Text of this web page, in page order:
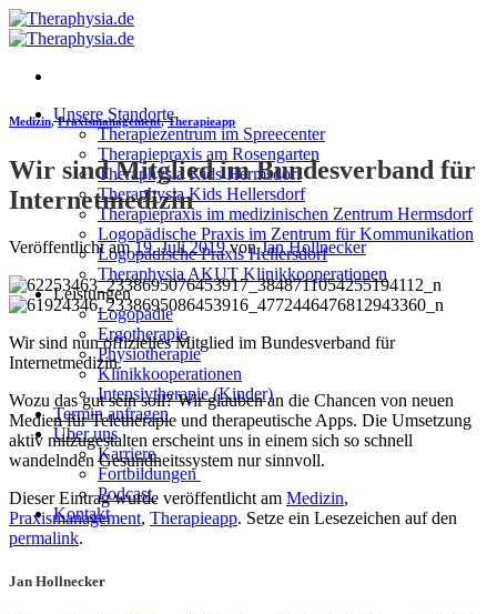
Zum
Inhalt
Unsere Standorte
Therapiezentrum im Spreecenter
Therapiepraxis am Rosengarten
Theraphysia Kids Hermsdorf
Theraphysia Kids Hellersdorf
Therapiepraxis im medizinischen Zentrum Hermsdorf
Logopädische Praxis im Zentrum für Kommunikation
Logopädische Praxis Hellersdorf
Theraphysia AKUT Klinikkooperationen
Leistungen
Logopädie
Ergotherapie
Physiotherapie
Klinikkooperationen
Intensivtherapie (Kinder)
Termin anfragen
Über uns
Karriere
Fortbildungen
Podcast
Kontakt
Medizin,Praxismanagement,Therapieapp
Wir sind Mitglied im Bundesverband für
Internetmedizin
Veröffentlicht am19. Juli 2019 vonJan Hollnecker
Wir sind nun offizielles Mitglied im Bundesverband für
Internetmedizin.
Wozu das gut sein soll? Wir glauben an die Chancen von neuen
Medien für Teletherapie und therapeutische Apps. Die Umsetzung
aktiv mitzugestalten erscheint uns in einem sich so schnell
wandelnden Gesundheitssystem nur sinnvoll.
Dieser Eintrag wurde veröffentlicht am Medizin,
Praxismanagement, Therapieapp. Setze ein Lesezeichen auf den
permalink.
Jan Hollnecker